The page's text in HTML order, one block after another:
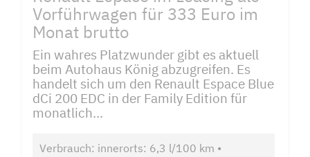
Vorführwagen für 333 Euro im
Monat brutto
Ein wahres Platzwunder gibt es aktuell
beim Autohaus König abzugreifen. Es
handelt sich um den Renault Espace Blue
dCi 200 EDC in der Family Edition für
monatlich...
Verbrauch: innerorts: 6,3 l/100 km •